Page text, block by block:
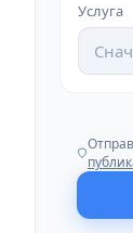
Услуга